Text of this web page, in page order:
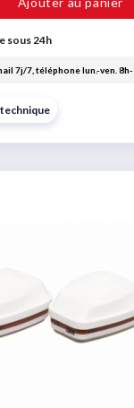
sous 24h
7j/7, téléphone lun.-ven.